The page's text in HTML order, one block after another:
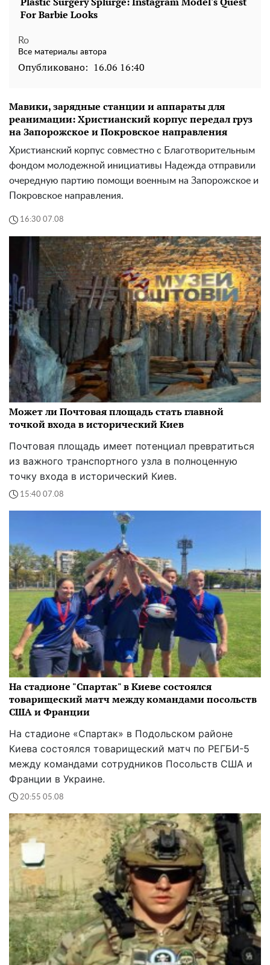
Ro
Все материалы автора
Опубликовано: 16.06 16:40
Мавики, зарядные станции и аппараты для
реанимации: Христианский корпус передал груз
на Запорожское и Покровское направления
Христианский корпус совместно с Благотворительным
фондом молодежной инициативы Надежда отправили
очередную партию помощи военным на Запорожское и
Покровское направления.
16:30 07.08
Может ли Почтовая площадь стать главной
точкой входа в исторический Киев
Почтовая площадь имеет потенциал превратиться
из важного транспортного узла в полноценную
точку входа в исторический Киев.
15:40 07.08
На стадионе "Спартак" в Киеве состоялся
товарищеский матч между командами посольств
США и Франции
На стадионе «Спартак» в Подольском районе
Киева состоялся товарищеский матч по РЕГБИ-5
между командами сотрудников Посольств США и
Франции в Украине.
20:55 05.08